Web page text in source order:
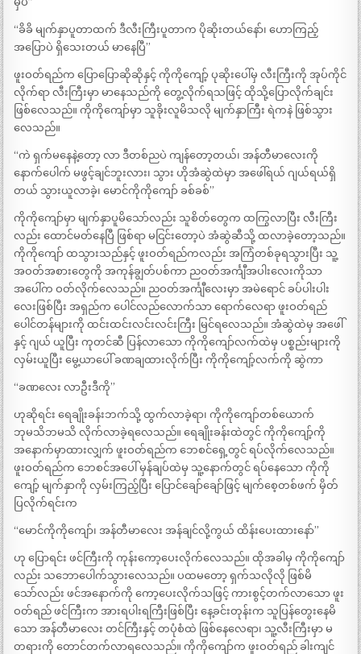
“ခိခိ မျက်နှာပူတာထက် ဒီလီးကြီးပူတာက ပိုဆိုးတယ်နော်၊ ဟောကြည့်
အပြောပဲ ရှိသေးတယ် မာနေပြီ”
ဖူးဝတ်ရည်က ပြောပြောဆိုဆိုနှင့် ကိုကိုကျော့် ပုဆိုးပေါ်မှ လီးကြီးကို အုပ်ကိုင်
လိုက်ရာ လီးကြီးမှာ မာနေသည်ကို တွေ့လိုက်ရသဖြင့် ထိုသို့ပြောလိုက်ချင်း
ဖြစ်လေသည်။ ကိုကိုကျော်မှာ သူခိုးလူမိသလို မျက်နှာကြီး ရဲကနဲ ဖြစ်သွား
လေသည်။
“ကဲ ရှက်မနေနဲ့တော့ လာ ဒီတစ်ညပဲ ကျန်တော့တယ်၊ အန်တီမာလေးကို
နောက်ပေါက် မဖွင့်ချင်ဘူးလား၊ သွား ဟိုအံဆွဲထဲမှာ အဖေါ်ရယ် ဂျယ်ရယ်ရှိ
တယ် သွားယူလာခဲ့၊ မောင်ကိုကိုကျော် ခစ်ခစ်”
ကိုကိုကျော်မှာ မျက်နှာပူမိသော်လည်း သူစိတ်တွေက ထကြွလာပြီး လီးကြီး
လည်း ထောင်မတ်နေပြီ ဖြစ်ရာ မငြင်းတော့ပဲ အံဆွဲဆီသို့ ထလာခဲ့တော့သည်။
ကိုကိုကျော် ထသွားသည်နှင့် ဖူးဝတ်ရည်ကလည်း အကြံတစ်ခုရသွားပြီး သူ့
အဝတ်အစားတွေကို အကုန်ချွတ်ပစ်ကာ ညဝတ်အင်္ကျီအပါးလေးကိုသာ
အပေါ်က ဝတ်လိုက်လေသည်။ ညဝတ်အင်္ကျီလေးမှာ အမဲရောင် ခပ်ပါးပါး
လေးဖြစ်ပြီး အရှည်က ပေါင်လည်လောက်သာ ရောက်လေရာ ဖူးဝတ်ရည်
ပေါင်တန်များကို ထင်းထင်းလင်းလင်းကြီး မြင်ရလေသည်။ အံဆွဲထဲမှ အဖေါ်
နှင့် ဂျယ် ယူပြီး ကုတင်ဆီ ပြန်လာသော ကိုကိုကျော်လက်ထဲမှ ပစ္စည်းများကို
လှမ်းယူပြီး မွေ့ယာပေါ် ခဏချထားလိုက်ပြီး ကိုကိုကျော့်လက်ကို ဆွဲကာ
“ခဏလေး လာဦးဒီကို”
ဟုဆိုရင်း ရေချိုးခန်းဘက်သို့ ထွက်လာခဲ့ရာ၊ ကိုကိုကျော်တစ်ယောက်
ဘုမသိဘမသိ လိုက်လာခဲ့ရလေသည်။ ရေချိုးခန်းထဲတွင် ကိုကိုကျော့်ကို
အနောက်မှာထားလျှက် ဖူးဝတ်ရည်က ဘေစင်ရှေ့တွင် ရပ်လိုက်လေသည်။
ဖူးဝတ်ရည်က ဘေစင်အပေါ် မှန်ချပ်ထဲမှ သူ့နောက်တွင် ရပ်နေသော ကိုကို
ကျော့် မျက်နှာကို လှမ်းကြည့်ပြီး ပြောင်ချော်ချော်ဖြင့် မျက်စေ့တစ်ဖက် မှိတ်
ပြလိုက်ရင်းက
“မောင်ကိုကိုကျော်၊ အန်တီမာလေး အန်ချင်လို့ကွယ် ထိန်းပေးထားနော်”
ဟု ပြောရင်း ဖင်ကြီးကို ကုန်းကော့ပေးလိုက်လေသည်။ ထိုအခါမှ ကိုကိုကျော်
လည်း သဘောပေါက်သွားလေသည်။ ပထမတော့ ရှက်သလိုလို ဖြစ်မိ
သော်လည်း ဖင်အနောက်ကို ကော့ပေးလိုက်သဖြင့် ကားစွင့်တက်လာသော ဖူး
ဝတ်ရည် ဖင်ကြီးက အားရပါးရကြီးဖြစ်ပြီး နေ့ခင်းတုန်းက သူပြန်တွေးနေမိ
သော အန်တီမာလေး တင်ကြီးနှင့် တပုံစံထဲ ဖြစ်နေလေရာ၊ သူ့လီးကြီးမှာ မ
တရားကို တောင်တက်လာရလေသည်။ ကိုကိုကျော်က ဖူးဝတ်ရည် ခါးကျင်